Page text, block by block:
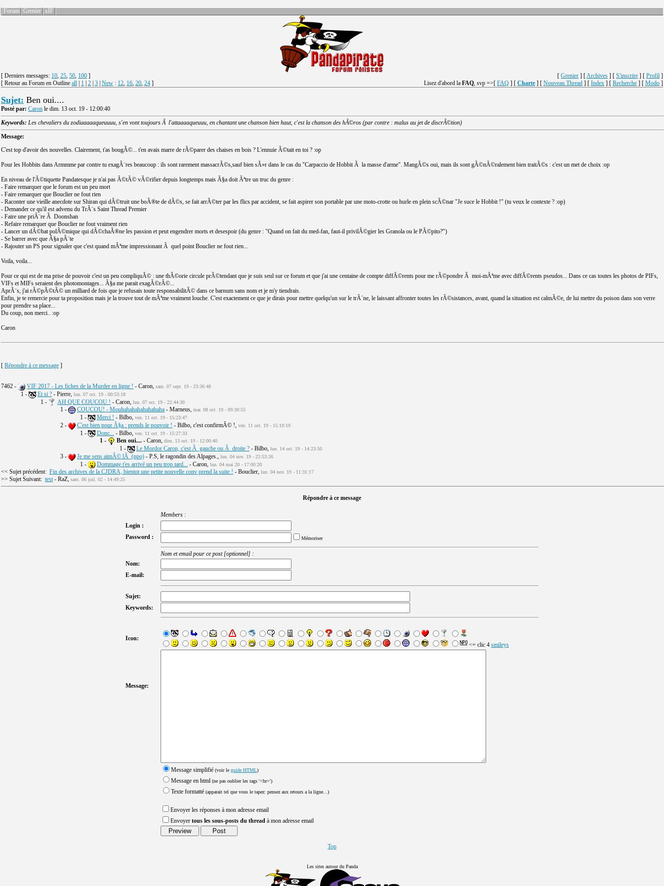
Forum Grenier xIF
[ Derniers messages: 10, 25, 50, 100 ]
[ Retour au Forum en Outline all 1 2 3 New : 12, 16, 20, 24 ]
[ Grenier ] [Archives ] [ S'inscrire ] [ Profil ]
Lisez d'abord la FAQ, svp =>[ FAQ ] [ Charte ] [ Nouveau Thread ] [ Index ] [ Recherche ] [ Modo ]
Sujet: Ben oui....
Posté par: Caron le dim. 13 oct. 19 - 12:00:40
Keywords: Les chevaliers du zodiaaaaaqueuuuu, s'en vont toujours Ã l'attaaaaqueuuu, en chantant une chanson bien haut, c'est la chanson des hÃ©ros (par contre : malus au jet de discrÃ©tion)
Message:
C'est top d'avoir des nouvelles. Clairement, t'as bougÃ©... t'en avais marre de rÃ©parer des chaises en bois ? L'ennuie Ã©tait en toi ? :op
Pour les Hobbits dans Armmme par contre tu exagÃ¨res beaucoup : ils sont rarement massacrÃ©s,sauf bien sÃ»r dans le cas du "Carpaccio de Hobbit Ã la masse d'arme". MangÃ©s oui, mais ils sont gÃ©nÃ©ralement bien traitÃ©s : c'est un met de choix :op
En niveau de l'Ã©tiquette Pandatesque je n'ai pas Ã©tÃ© vÃ©rifier depuis longtemps mais Ã§a doit Ãªtre un truc du genre :
- Faire remarquer que le forum est un peu mort
- Faire remarquer que Bouclier ne fout rien
- Raconter une vieille anecdote sur Shiran qui dÃ©truit une boÃ®te de dÃ©s, se fait arrÃ©ter par les flics par accident, se fait aspirer son portable par une moto-crotte ou hurle en plein scÃ©nar "Je suce le Hobbit !" (tu veux le contexte ? :op)
- Demander ce qu'il est advenu du TrÃ¨s Saint Thread Premier
- Faire une priÃ¨re Ã Doonshan
- Refaire remarquer que Bouclier ne fout vraiment rien
- Lancer un dÃ©bat polÃ©mique qui dÃ©chaÃ®ne les passion et peut engendrer morts et desespoir (du genre : "Quand on fait du med-fan, faut-il privilÃ©gier les Granola ou le PÃ©pito?")
- Se barrer avec que Ã§a pÃ¨te
- Rajouter un PS pour signaler que c'est quand mÃªme impressionant Ã quel point Bouclier ne fout rien...
Voila, voila...
Pour ce qui est de ma prise de pouvoir c'est un peu compliquÃ© : une thÃ©orie circule prÃ©tendant que je suis seul sur ce forum et que j'ai une centaine de compte diffÃ©rents pour me rÃ©pondre Ã moi-mÃªme avec diffÃ©rents pseudos... Dans ce cas toutes les photos de PIFs,
VIFs et MIFs seraient des photomontages... Ã§a me parait exagÃ©rÃ©...
AprÃ¨s, j'ai rÃ©pÃ©tÃ© un milliard de fois que je refusais toute responsabilitÃ© dans ce barnum sans nom et je m'y tiendrais.
Enfin, je te remercie pour ta proposition mais je la trouve tout de mÃªme vraiment louche. C'est exactement ce que je dirais pour mettre quelqu'un sur le trÃ´ne, le laissant affronter toutes les rÃ©sistances, avant, quand la situation est calmÃ©e, de lui mettre du poison dans son verre
pour prendre sa place...
Du coup, non merci.. :op
Caron
[ Répondre à ce message ]
7462 - VIF 2017 - Les fiches de la Murder en ligne ! - Caron, sam. 07 sept. 19 - 23:36:48
1 - Et si ? - Pierre, lun. 07 oct. 19 - 00:53:18
1 - AH QUE COUCOU ! - Caron, lun. 07 oct. 19 - 22:44:30
1 - COUCOU! - Mouhahahahahahahaha - Marneus, mar. 08 oct. 19 - 09:30:55
1 - Merci ! - Bilbo, ven. 11 oct. 19 - 15:23:47
2 - C'est bien pour Ã§a : prends le pouvoir ! - Bilbo, c'est confirmÃ© !, ven. 11 oct. 19 - 15:19:19
1 - Donc... - Bilbo, ven. 11 oct. 19 - 15:27:33
1 - Ben oui.... - Caron, dim. 13 oct. 19 - 12:00:40
1 - Le Mordor Caron, c'est Ã gauche ou Ã droite ? - Bilbo, lun. 14 oct. 19 - 14:23:50
3 - Je me sens aimÃ© lÃ (npo) - P.S, le ragondin des Alpages., lun. 04 nov. 19 - 22:53:26
1 - Dommage t'es arrivé un peu trop tard... - Caron, lun. 04 mai 20 - 17:00:20
<< Sujet précédent: Fin des archives de la CJDRA, bientot une petite nouvelle conv prend la suite ! - Bouclier, lun. 04 nov. 19 - 11:31:17
>> Sujet Suivant: test- RaZ, sam. 06 juil. 02 - 14:49:25
Répondre à ce message
Members :
Login :
Password :
Mémoriser
Nom et email pour ce post [optionnel] :
Nom:
E-mail:
Sujet:
Keywords:
Icon:
<= clic 4 smileys
Message:
Message simplifié (voir le guide HTML)
Message en html (ne pas oublier les tags '<br>')
Texte formatté (apparait tel que vous le tapez: pensez aux retours a la ligne...)
Envoyer les réponses à mon adresse email
Envoyer tous les sous-posts du thread à mon adresse email
Top
Les sites autour du Panda